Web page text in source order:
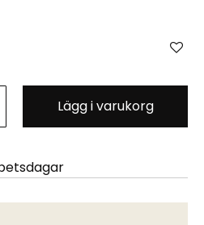
Lägg i varukorg
Round #6